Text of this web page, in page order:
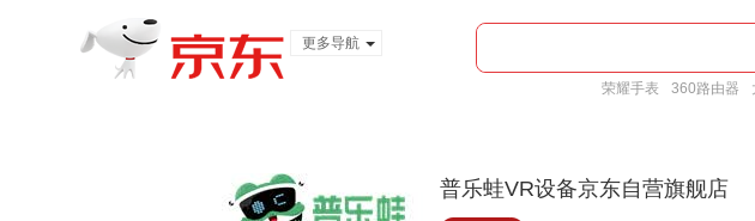
更多导航
荣耀手表 360路由器
普乐蛙VR设备京东自营旗舰店